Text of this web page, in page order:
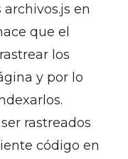
en
que el
los
y por lo
rastreados
código en